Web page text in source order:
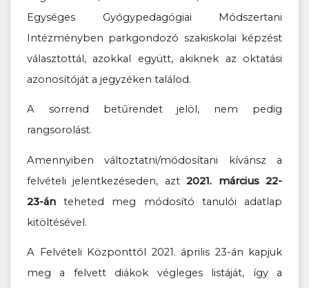
Egységes Gyógypedagógiai Módszertani
Intézményben parkgondozó szakiskolai képzést
választottál, azokkal együtt, akiknek az oktatási
azonosítóját a jegyzéken találod.
A sorrend betűrendet jelöl, nem pedig
rangsorolást.
Amennyiben változtatni/módosítani kívánsz a
felvételi jelentkezéseden, azt2021. március 22-
23-án teheted meg módosító tanulói adatlap
kitöltésével.
A Felvételi Központtól 2021. április 23-án kapjuk
meg a felvett diákok végleges listáját, így a